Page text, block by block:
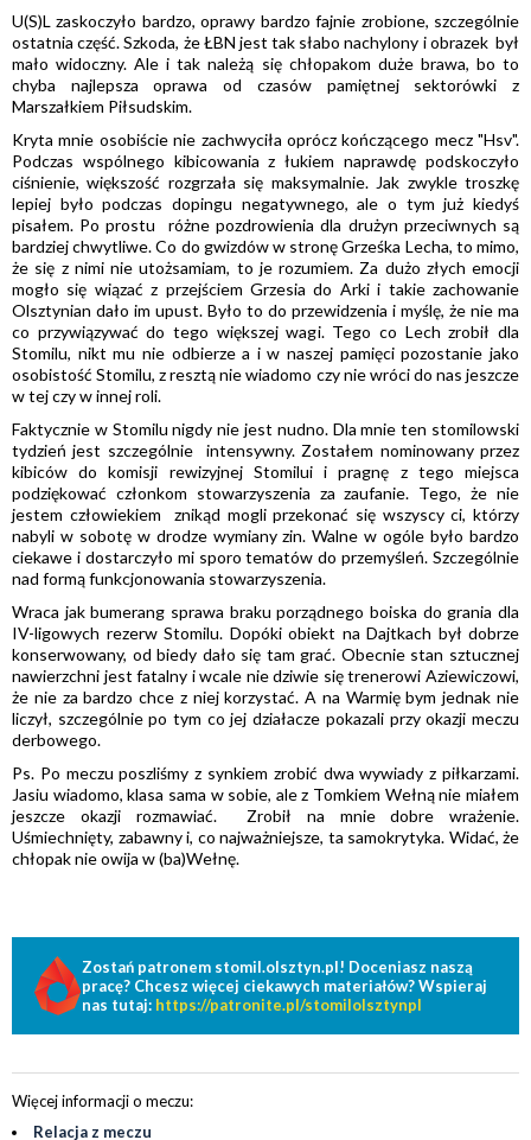
U(S)L zaskoczyło bardzo, oprawy bardzo fajnie zrobione, szczególnie
ostatnia część. Szkoda, że ŁBN jest tak słabo nachylony i obrazek był
mało widoczny. Ale i tak należą się chłopakom duże brawa, bo to
chyba najlepsza oprawa od czasów pamiętnej sektorówki z
Marszałkiem Piłsudskim.
Kryta mnie osobiście nie zachwyciła oprócz kończącego mecz "Hsv".
Podczas wspólnego kibicowania z łukiem naprawdę podskoczyło
ciśnienie, większość rozgrzała się maksymalnie. Jak zwykle troszkę
lepiej było podczas dopingu negatywnego, ale o tym już kiedyś
pisałem. Po prostu różne pozdrowienia dla drużyn przeciwnych są
bardziej chwytliwe. Co do gwizdów w stronę Grześka Lecha, to mimo,
że się z nimi nie utożsamiam, to je rozumiem. Za dużo złych emocji
mogło się wiązać z przejściem Grzesia do Arki i takie zachowanie
Olsztynian dało im upust. Było to do przewidzenia i myślę, że nie ma
co przywiązywać do tego większej wagi. Tego co Lech zrobił dla
Stomilu, nikt mu nie odbierze a i w naszej pamięci pozostanie jako
osobistość Stomilu, z resztą nie wiadomo czy nie wróci do nas jeszcze
w tej czy w innej roli.
Faktycznie w Stomilu nigdy nie jest nudno. Dla mnie ten stomilowski
tydzień jest szczególnie intensywny. Zostałem nominowany przez
kibiców do komisji rewizyjnej Stomilui i pragnę z tego miejsca
podziękować członkom stowarzyszenia za zaufanie. Tego, że nie
jestem człowiekiem znikąd mogli przekonać się wszyscy ci, którzy
nabyli w sobotę w drodze wymiany zin. Walne w ogóle było bardzo
ciekawe i dostarczyło mi sporo tematów do przemyśleń. Szczególnie
nad formą funkcjonowania stowarzyszenia.
Wraca jak bumerang sprawa braku porządnego boiska do grania dla
IV-ligowych rezerw Stomilu. Dopóki obiekt na Dajtkach był dobrze
konserwowany, od biedy dało się tam grać. Obecnie stan sztucznej
nawierzchni jest fatalny i wcale nie dziwie się trenerowi Aziewiczowi,
że nie za bardzo chce z niej korzystać. A na Warmię bym jednak nie
liczył, szczególnie po tym co jej działacze pokazali przy okazji meczu
derbowego.
Ps. Po meczu poszliśmy z synkiem zrobić dwa wywiady z piłkarzami.
Jasiu wiadomo, klasa sama w sobie, ale z Tomkiem Wełną nie miałem
jeszcze okazji rozmawiać. Zrobił na mnie dobre wrażenie.
Uśmiechnięty, zabawny i, co najważniejsze, ta samokrytyka. Widać, że
chłopak nie owija w (ba)Wełnę.
Zostań patronem stomil.olsztyn.pl! Doceniasz naszą
pracę? Chcesz więcej ciekawych materiałów? Wspieraj
nas tutaj: https://patronite.pl/stomilolsztynpl
Więcej informacji o meczu:
Relacja z meczu